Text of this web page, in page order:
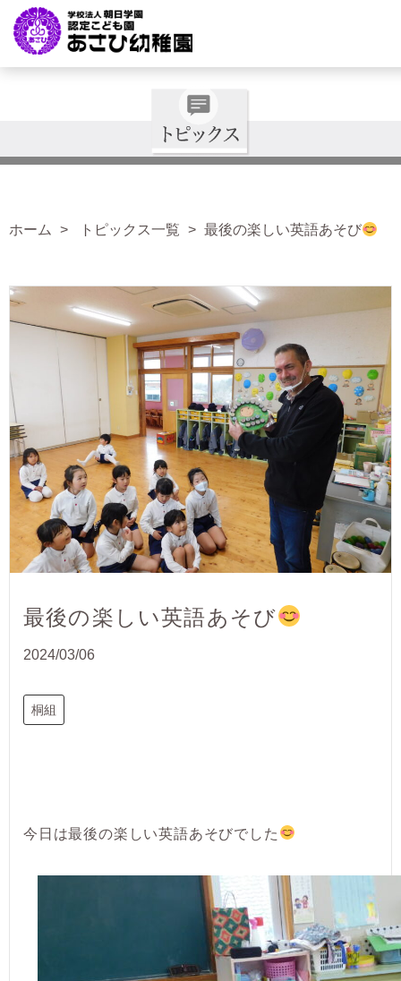
ホーム トピックス一覧 最後の楽しい英語あそび
最後の楽しい英語あそび
2024/03/06
桐組
今日は最後の楽しい英語あそびでした